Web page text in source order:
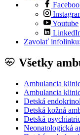
Youtube
Zavolať
Všetky
Ambulancia
Ambulancia
Detská
Detská kožná
Detská
Neonatologická